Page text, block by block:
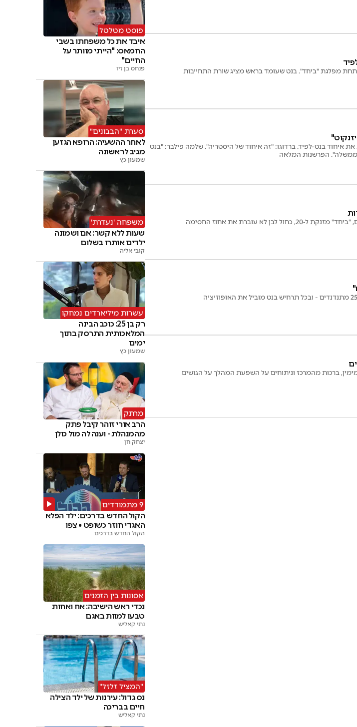
תחת מפלגת "ביחד". בנט שעומד בראש מציג שורת התחייבות
איחוד בנט-לפיד. ברדוגו: "זה איחוד של היסטריה". שלמה פילבר: "בנט
ממשלה". הפרשנות המלאה
ברכות מהמרכז וניתוחים על השפעת המהלך על הגושים
פוסט מטלטל
איבד את כל משפחתו בשבי
החמאס: "הייתי מוותר על
החיים"
פנחס בן זיו
סערת "הבבונים"
לאחר ההשעיה: הרופא הגזען
מגיב לראשונה
שמעון כץ
משפחה 'נעדרת'
שעות ללא קשר: אם ושמונה
ילדים אותרו בשלום
קובי אליה
עשרות מיליארדים נמחקו
רק בן 25: כוכב הבינה
המלאכותית התרסק בתוך
ימים
שמעון כץ
מרתק
הרב אורי זוהר קיבל פתק
מהמנהלת - וענה לה מול כולן
יצחק חן
9 מתמודדים
הקול החדש בדרכים: ילד הפלא
האגדי חוזר כשופט • צפו
הקול החדש בדרכים
אסונות בין הזמנים
נכדי ראש הישיבה: אח ואחות
טבעו למוות באגם
נתי קאליש
"המציל זלזל"
נס גדול: עירנות של ילד הצילה
חיים בבריכה
נתי קאליש